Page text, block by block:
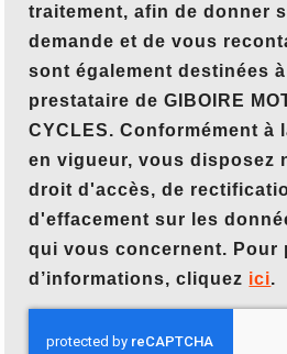
traitement, afin de donner
demande et de vous
sont également destinées
prestataire de GIBOIRE
CYCLES. Conformément à
en vigueur, vous disposez
droit d'accès, de
d'effacement sur les
qui vous concernent. Pour
d’informations, cliquez ici.